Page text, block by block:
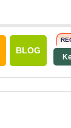
BLOG